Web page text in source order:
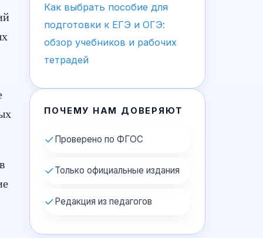
Как выбрать пособие для
подготовки к ЕГЭ и ОГЭ:
обзор учебников и рабочих
тетрадей
ПОЧЕМУ НАМ ДОВЕРЯЮТ
✓ Проверено по ФГОС
✓Только официальные издания
✓ Редакция из педагогов